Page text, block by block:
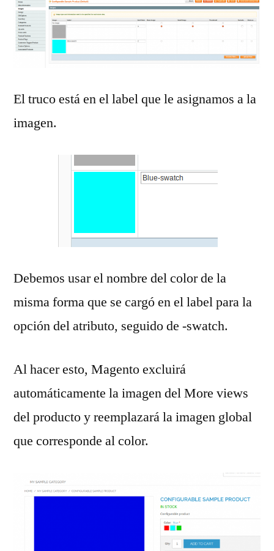
El truco está en el label que le asignamos a la
imagen.
Debemos usar el nombre del color de la
misma forma que se cargó en el label para la
opción del atributo, seguido de -swatch.
Al hacer esto, Magento excluirá
automáticamente la imagen del More views
del producto y reemplazará la imagen global
que corresponde al color.